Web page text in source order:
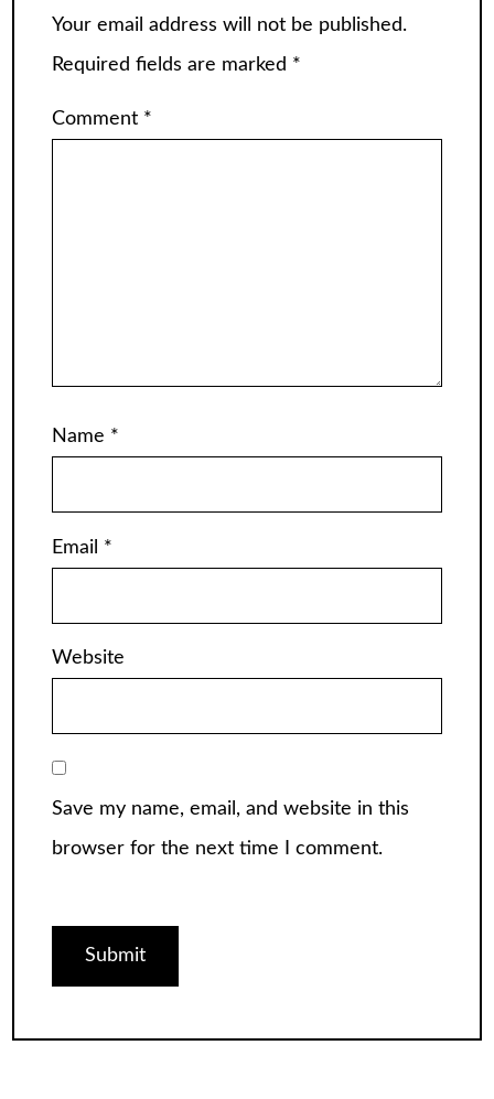
Your email address will not be published.
Required fields are marked *
Comment *
Name *
Email *
Website
Save my name, email, and website in this
browser for the next time I comment.